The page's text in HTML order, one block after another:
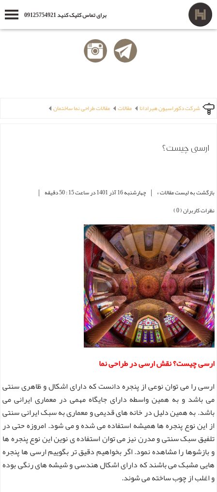
برای تماس کلیک کنید 09125754921
شرکت دکوراسیون هیرادانا مقالات مقالات طراحی نما ساختمان
ارسی چیست؟
بازگشت به لیست مقالات » | چهارشنبه 16 آذر 1401 در ساعت 15 : 50 دقیقه |
نظرات کاربران ( 0 )
ارسی چیست؟ نقش ارسی در طراحی نما
ارسی را می توان نوعی از پنجره دانست که دارای اشکال و ظاهری سنتی
می باشد و به همین واسطه دارای جایگاه مهمی در معماری ایرانی می
باشد. به همین دلیل در خانه های قدیمی و معماری به سبک ایرانی سنتی
از این نوع پنجره ها همیشه استفاده می شده و می شود. امروزه حتی در
تلفیق سبک سنتی و مدرن نیز می توان استفاده ی نوین این نوع پنجره ها
و بازشوها را مشاهده نمود. اگر بخواهیم دقیق تر بگوییم ارسی ها پنجره
هایی مشبک می باشند که دارای اشکال هندسی و شیشه های رنگی بوده
و اغلب از چوب ساخته می شوند.